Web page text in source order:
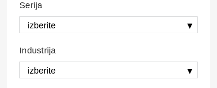
Serija
Industrija